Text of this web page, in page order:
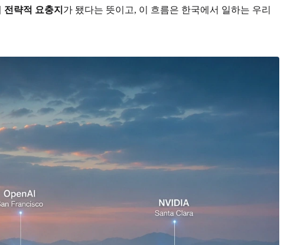
전략적 요충지 가 됐다는 뜻이고, 이 흐름은 한국에서 일하는 우리